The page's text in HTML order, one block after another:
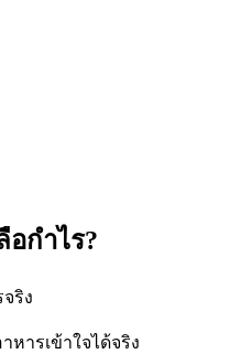
กำไร?
ริง
ารเข้าใจได้จริง